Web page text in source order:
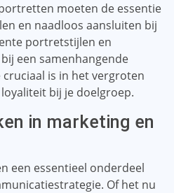
moeten de essentie
en naadloos aansluiten bij
portretstijlen en
een samenhangende
cruciaal is in het vergroten
bij je doelgroep.
in marketing en
een essentieel onderdeel
Of het nu